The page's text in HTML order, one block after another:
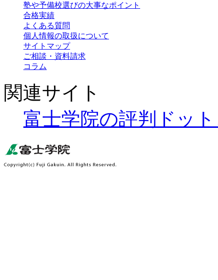
塾や予備校選びの大事なポイント
合格実績
よくある質問
個人情報の取扱について
サイトマップ
ご相談・資料請求
コラム
関連サイト
富士学院の評判ドッ